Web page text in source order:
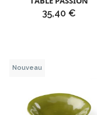
Prix
35,40 €
Nouveau